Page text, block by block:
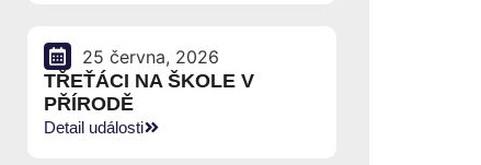
25 června, 2026
TŘEŤÁCI NA ŠKOLE V
PŘÍRODĚ
Detail události